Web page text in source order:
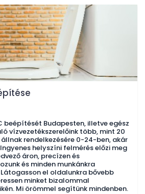
beépítését Budapesten, illetve egész
vízvezetékszerelőink több, mint 20
rendelkezésére 0-24-ben, akár
helyszíni felmérés előzi meg
áron, precízen és
és minden munkánkra
el oldalunkra bővebb
minket bizalommal
Mi örömmel segítünk mindenben.